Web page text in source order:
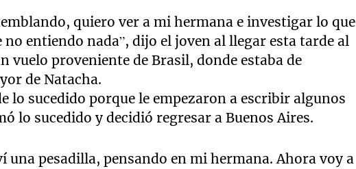
quiero ver a mi hermana e investigar lo que
entiendo nada”, dijo el joven al llegar esta tarde al
vuelo proveniente de Brasil, donde estaba de
de Natacha.
lo sucedido porque le empezaron a escribir algunos
lo sucedido y decidió regresar a Buenos Aires.
una pesadilla, pensando en mi hermana. Ahora voy a